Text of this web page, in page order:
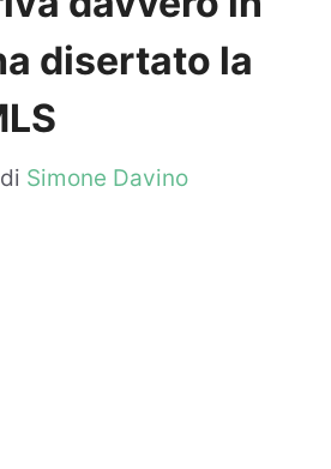
disertato la
di Simone Davino